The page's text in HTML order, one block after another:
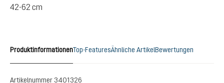
42-62 cm
ProduktinformationenTop-FeaturesÄhnliche ArtikelBewertungen
Artikelnummer 3401326